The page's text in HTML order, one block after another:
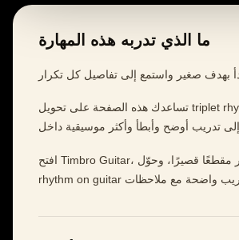
ما الذي تدربه هذه المهارة
تساعدك هذه الصفحة على تحويل triplet rhythm on guitar
افتح Timbro Guitar، اختر مقطعًا قصيرًا، وحوّل triplet